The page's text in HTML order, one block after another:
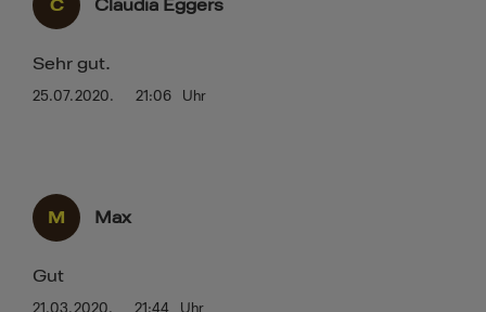
C Claudia Eggers
25.07.2020. 21:06 Uhr
Sehr gut.
M Max
Gut